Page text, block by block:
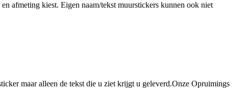
afmeting kiest. Eigen naam/tekst muurstickers kunnen ook niet
maar alleen de tekst die u ziet krijgt u geleverd.Onze Opruimings